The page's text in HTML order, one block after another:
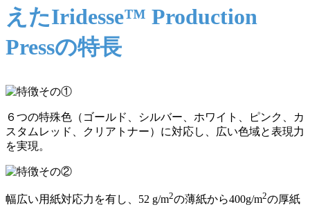
えたIridesse™ Production
Pressの特長
６つの特殊色（ゴールド、シルバー、ホワイト、ピンク、カ
スタムレッド、クリアトナー）に対応し、広い色域と表現力
を実現。
幅広い用紙対応力を有し、52 g/m2の薄紙から400g/m2の厚紙